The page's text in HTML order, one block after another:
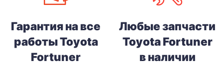
Гарантия на все
работы Toyota
Fortuner
Любые запчасти
Toyota Fortuner
в наличии